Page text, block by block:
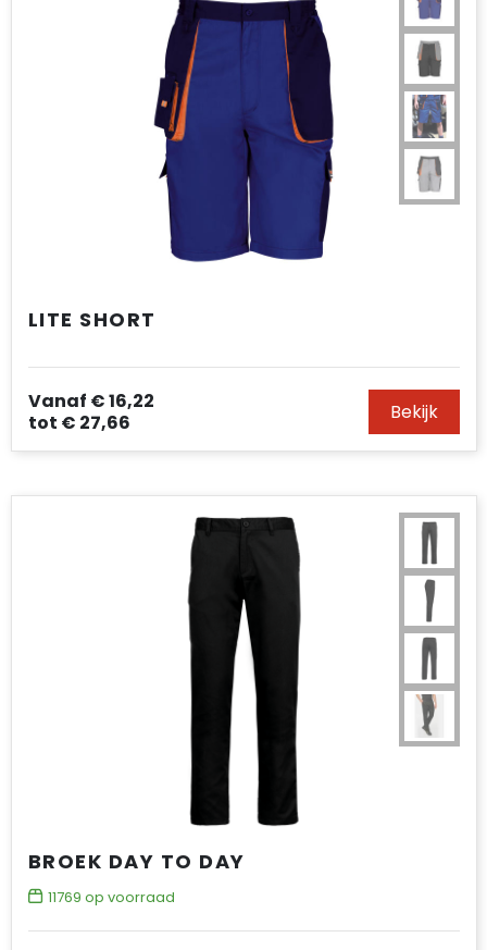
LITE SHORT
Vanaf € 16,22
tot € 27,66 Bekijk
BROEK DAY TO DAY
11769 op voorraad